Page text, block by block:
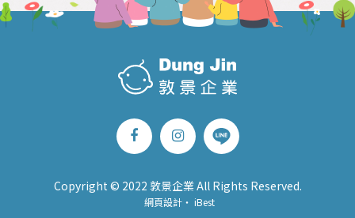
Copyright © 2022 敦景企業 All Rights Reserved.
網頁設計‧ iBest